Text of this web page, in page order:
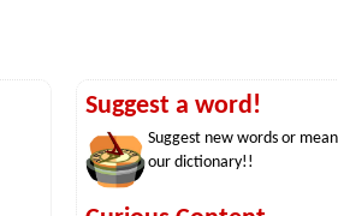
Suggest a word!
Suggest new words or
our dictionary!!